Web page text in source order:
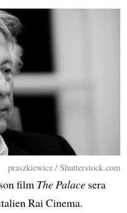
praszkiewicz / Shutterstock.com
film The Palacesera
Rai Cinema.